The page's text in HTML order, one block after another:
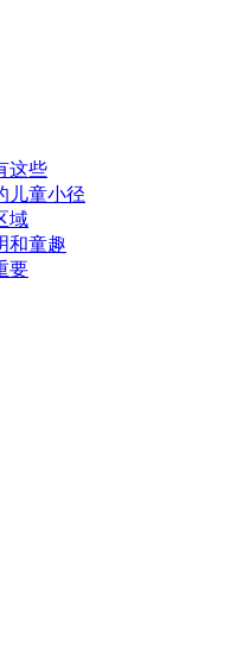
这些
儿童小径
域
和童趣
要